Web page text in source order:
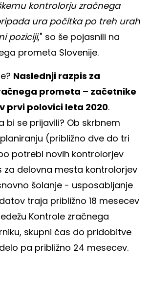
kontrolorju zračnega
ura počitka po treh urah
poziciji," so še pojasnili na
prometa Slovenije.
Naslednji razpis za
prometa – začetnike
prvi polovici leta 2020.
bi se prijavili? Ob skrbnem
(približno dve do tri
potrebi novih kontrolorjev
za delovna mesta kontrolorjev
šolanje - usposabljanje
traja približno 18 mesecev
Kontrole zračnega
skupni čas do pridobitve
pa približno 24 mesecev.